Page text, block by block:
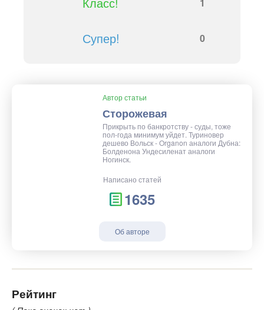
Супер! 0
Автор статьи
Сторожевая
Прикрыть по банкротству - суды, тоже
пол-года минимум уйдет. Туриновер
дешево Вольск - Organon аналоги Дубна:
Болденона Ундесиленат аналоги
Ногинск.
Написано статей
1635
Об авторе
Рейтинг